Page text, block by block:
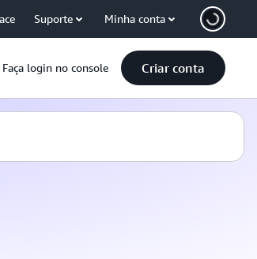
Suporte Minha conta
Faça login no console Criar conta